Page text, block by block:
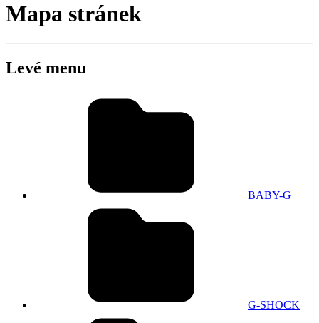
Mapa stránek
Levé menu
BABY-G
G-SHOCK